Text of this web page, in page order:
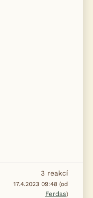
3 reakcí
17.4.2023 09:48 (od
Ferdas)